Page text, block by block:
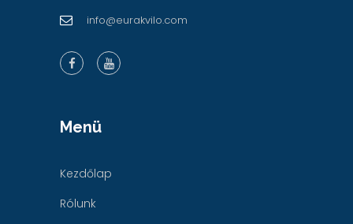
info@eurakvilo.com
Menü
Kezdőlap
Rólunk